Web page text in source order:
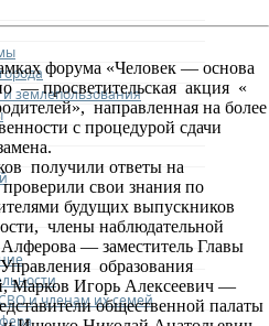
землепользования
и членам их семей
форума «Человек — основа
— просветительская акция «
направленная на более
с процедурой сдачи
получили ответы на
свои знания по
будущих выпускников
члены наблюдательной
— заместитель Главы
образования
Марков Игорь Алексеевич —
общественной палаты